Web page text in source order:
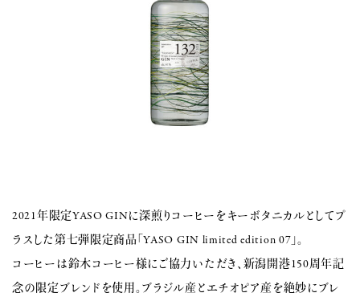
2021年限定YASO GINに深煎りコーヒーをキーボタニカルとしてプ
ラスした第七弾限定商品「YASO GIN limited edition 07」。
コーヒーは鈴木コーヒー様にご協力いただき、新潟開港150周年記
念の限定ブレンドを使用。ブラジル産とエチオピア産を絶妙にブレ